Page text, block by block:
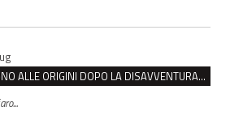
PARK ZUCCHI E IL RITORNO ALLE ORIGINI DOPO LA DISAVVENTURA CON REGGIO EMILIA PARCHEGGI